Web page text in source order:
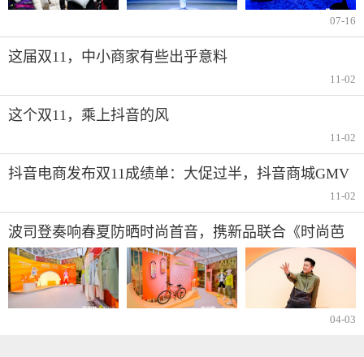
07-16
这届双11，中小商家有些出乎意料
11-02
这个双11，乘上抖音的风
11-02
抖音电商发布双11成绩单：大促过半，抖音商城GMV
11-02
波司登奏响春夏防晒时尚首音，携新品联合《时尚芭
莎》发布首份防晒新时尚手册
04-03